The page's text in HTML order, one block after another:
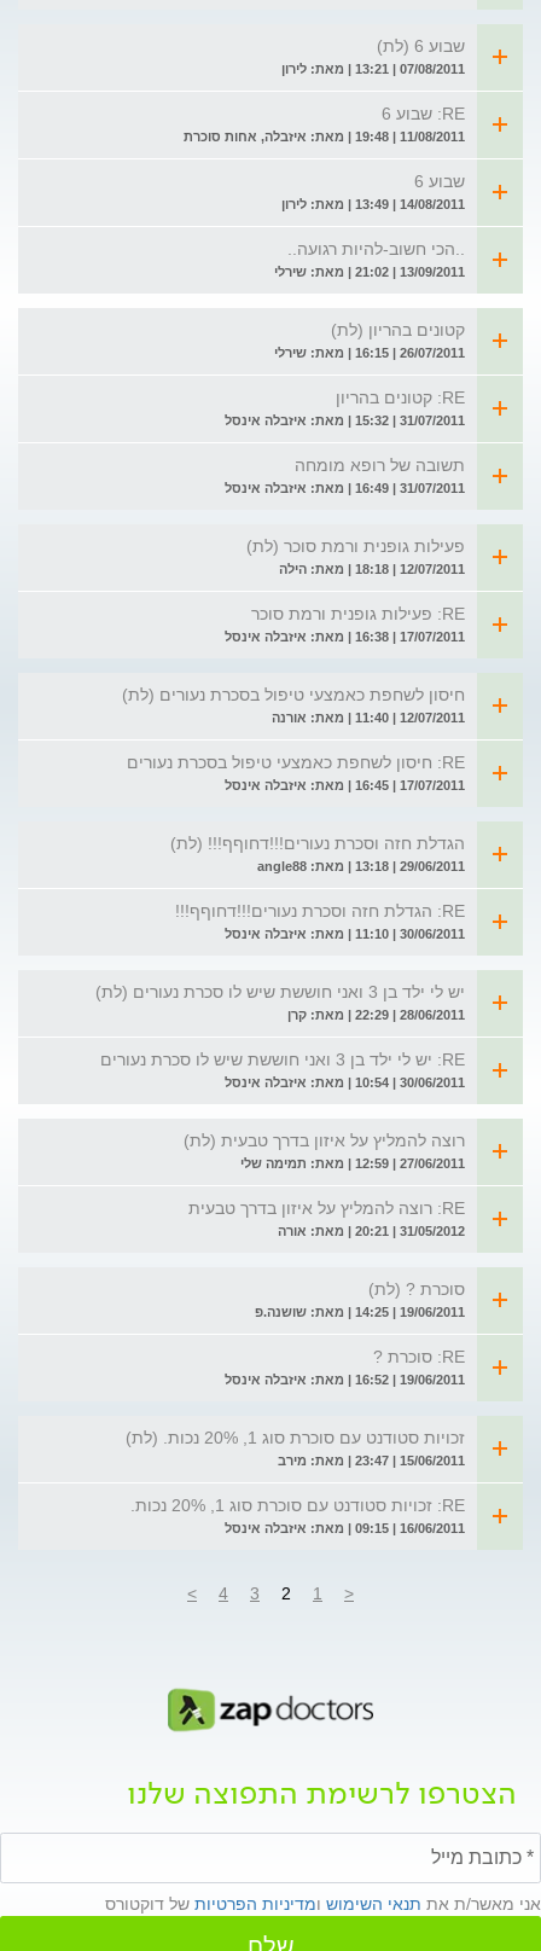
שבוע 6 (לת)
07/08/2011 | 13:21 | מאת: לירון
RE: שבוע 6
11/08/2011 | 19:48 | מאת: איזבלה, אחות סוכרת
שבוע 6
14/08/2011 | 13:49 | מאת: לירון
..הכי חשוב-להיות רגועה..
13/09/2011 | 21:02 | מאת: שירלי
קטונים בהריון (לת)
26/07/2011 | 16:15 | מאת: שירלי
RE: קטונים בהריון
31/07/2011 | 15:32 | מאת: איזבלה אינסל
תשובה של רופא מומחה
31/07/2011 | 16:49 | מאת: איזבלה אינסל
פעילות גופנית ורמת סוכר (לת)
12/07/2011 | 18:18 | מאת: הילה
RE: פעילות גופנית ורמת סוכר
17/07/2011 | 16:38 | מאת: איזבלה אינסל
חיסון לשחפת כאמצעי טיפול בסכרת נעורים (לת)
12/07/2011 | 11:40 | מאת: אורנה
RE: חיסון לשחפת כאמצעי טיפול בסכרת נעורים
17/07/2011 | 16:45 | מאת: איזבלה אינסל
הגדלת חזה וסכרת נעורים!!!דחוףף!!! (לת)
29/06/2011 | 13:18 | מאת: angle88
RE: הגדלת חזה וסכרת נעורים!!!דחוףף!!!
30/06/2011 | 11:10 | מאת: איזבלה אינסל
יש לי ילד בן 3 ואני חוששת שיש לו סכרת נעורים (לת)
28/06/2011 | 22:29 | מאת: קרן
RE: יש לי ילד בן 3 ואני חוששת שיש לו סכרת נעורים
30/06/2011 | 10:54 | מאת: איזבלה אינסל
רוצה להמליץ על איזון בדרך טבעית (לת)
27/06/2011 | 12:59 | מאת: תמימה שלי
RE: רוצה להמליץ על איזון בדרך טבעית
31/05/2012 | 20:21 | מאת: אורה
סוכרת ? (לת)
19/06/2011 | 14:25 | מאת: שושנה.פ
RE: סוכרת ?
19/06/2011 | 16:52 | מאת: איזבלה אינסל
זכויות סטודנט עם סוכרת סוג 1, 20% נכות. (לת)
15/06/2011 | 23:47 | מאת: מירב
RE: זכויות סטודנט עם סוכרת סוג 1, 20% נכות.
16/06/2011 | 09:15 | מאת: איזבלה אינסל
<
1
2
3
4
>
הצטרפו לרשימת התפוצה שלנו
אני מאשר/ת את תנאי השימוש ומדיניות הפרטיות של דוקטורס
שלח